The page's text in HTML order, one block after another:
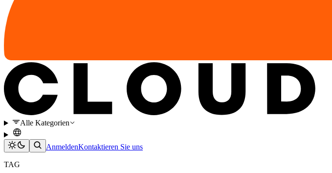
Alle Kategorien
AnmeldenKontaktieren Sie uns
TAG